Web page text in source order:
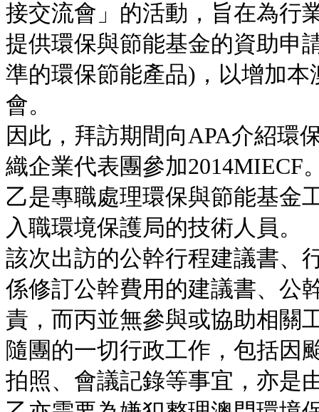
接交流會」的活動，旨在為行
提供環保與節能基金的資助申
準的環保節能產品)，以增加
會。
因此，拜訪期間向APA介紹環
織企業代表團參加2014MIECF
乙是專職處理環保與節能基金
入職環境保護局的技術人員。
該次出訪的公幹行程建議書、
係修訂公幹費用的建議書、公
責，而丙並無參與或協助相關
隨團的一切行政工作，包括因
拍照、會議記錄等事宜，亦是